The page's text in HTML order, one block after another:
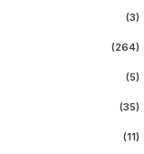
(3)
(264)
(5)
(35)
(11)